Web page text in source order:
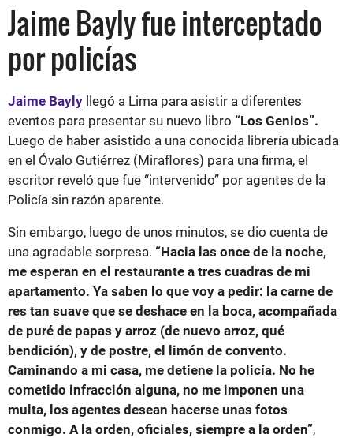
Jaime Bayly fue interceptado
por policías
Jaime Bayly llegó a Lima para asistir a diferentes
eventos para presentar su nuevo libro “Los Genios”.
Luego de haber asistido a una conocida librería ubicada
en el Óvalo Gutiérrez (Miraflores) para una firma, el
escritor reveló que fue “intervenido” por agentes de la
Policía sin razón aparente.
Sin embargo, luego de unos minutos, se dio cuenta de
una agradable sorpresa. “Hacia las once de la noche,
me esperan en el restaurante a tres cuadras de mi
apartamento. Ya saben lo que voy a pedir: la carne de
res tan suave que se deshace en la boca, acompañada
de puré de papas y arroz (de nuevo arroz, qué
bendición), y de postre, el limón de convento.
Caminando a mi casa, me detiene la policía. No he
cometido infracción alguna, no me imponen una
multa, los agentes desean hacerse unas fotos
conmigo. A la orden, oficiales, siempre a la orden”,